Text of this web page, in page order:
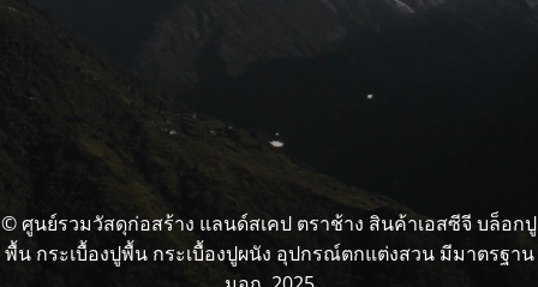
© ศูนย์รวมวัสดุก่อสร้าง แลนด์สเคป ตราช้าง สินค้าเอสซีจี บล็อกปู
พื้น กระเบื้องปูพื้น กระเบื้องปูผนัง อุปกรณ์ตกแต่งสวน มีมาตรฐาน